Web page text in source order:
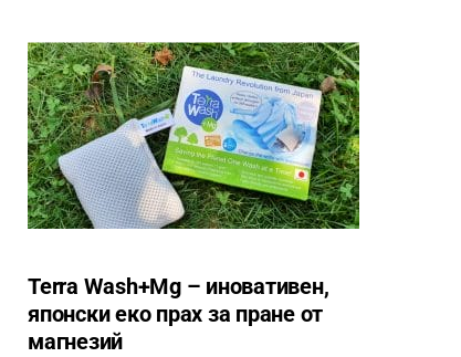
Terra Wash+Mg – иновативен,
японски еко прах за пране от
магнезий